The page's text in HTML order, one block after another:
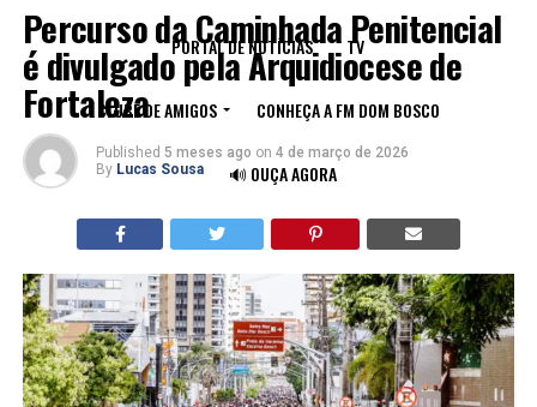
PORTAL DE NOTÍCIAS TV
CLUBE DE AMIGOS CONHEÇA A FM DOM BOSCO
🔊 OUÇA AGORA
Percurso da Caminhada Penitencial
é divulgado pela Arquidiocese de
Fortaleza
Published 5 meses ago on 4 de março de 2026
By Lucas Sousa